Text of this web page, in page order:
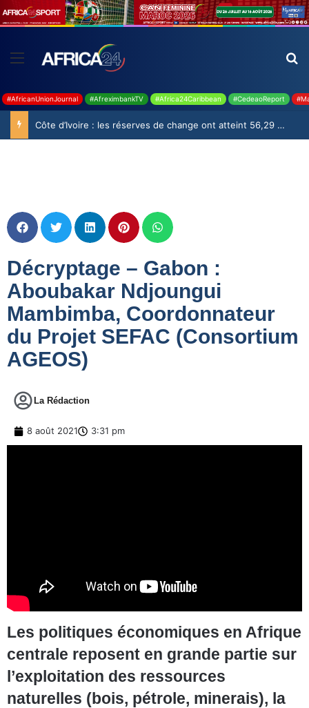
#AfricanUnionJournal #AfreximbankTV #Africa24Caribbean #CedeaoReport
Côte d’Ivoire : les réserves de change ont atteint 56,29 milliards USD en juillet
Décryptage – Gabon :
Aboubakar Ndjoungui
Mambimba, Coordonnateur
du Projet SEFAC (Consortium
AGEOS)
La Rédaction
8 août 2021 3:31 pm
Les politiques économiques en Afrique
centrale reposent en grande partie sur
l’exploitation des ressources
naturelles (bois, pétrole, minerais), la